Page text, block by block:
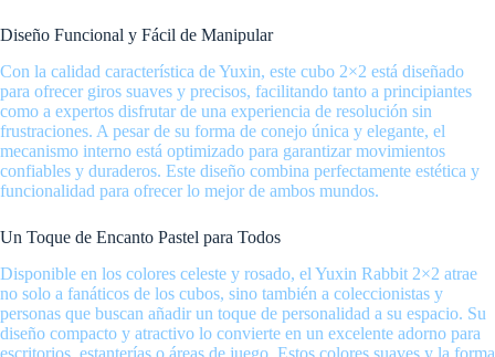
Diseño Funcional y Fácil de Manipular
Con la calidad característica de Yuxin, este cubo 2×2 está diseñado
para ofrecer giros suaves y precisos, facilitando tanto a principiantes
como a expertos disfrutar de una experiencia de resolución sin
frustraciones. A pesar de su forma de conejo única y elegante, el
mecanismo interno está optimizado para garantizar movimientos
confiables y duraderos. Este diseño combina perfectamente estética y
funcionalidad para ofrecer lo mejor de ambos mundos.
Un Toque de Encanto Pastel para Todos
Disponible en los colores celeste y rosado, el Yuxin Rabbit 2×2 atrae
no solo a fanáticos de los cubos, sino también a coleccionistas y
personas que buscan añadir un toque de personalidad a su espacio. Su
diseño compacto y atractivo lo convierte en un excelente adorno para
escritorios, estanterías o áreas de juego. Estos colores suaves y la forma